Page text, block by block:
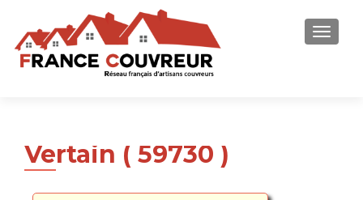
Vertain ( 59730 )